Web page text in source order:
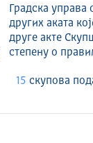
Градска
других аката
друге акте
степену о
15 скуповa